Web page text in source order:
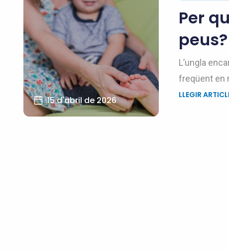
15 d'abril de 2026
Per
peus?
L’ungla
freqüent en
LLEGIR